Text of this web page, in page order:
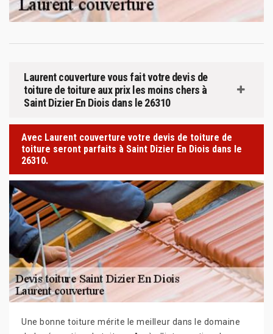
Laurent couverture vous fait votre devis de
toiture de toiture aux prix les moins chers à
Saint Dizier En Diois dans le 26310
Avec Laurent couverture votre devis de toiture de
toiture seront parfaits à Saint Dizier En Diois dans le
26310.
Une bonne toiture mérite le meilleur dans le domaine